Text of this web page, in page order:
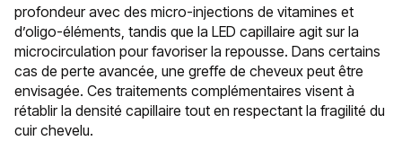
profondeur avec des micro-injections de vitamines et
d’oligo-éléments, tandis que la LED capillaire agit sur la
microcirculation pour favoriser la repousse. Dans certains
cas de perte avancée, une greffe de cheveux peut être
envisagée. Ces traitements complémentaires visent à
rétablir la densité capillaire tout en respectant la fragilité du
cuir chevelu.